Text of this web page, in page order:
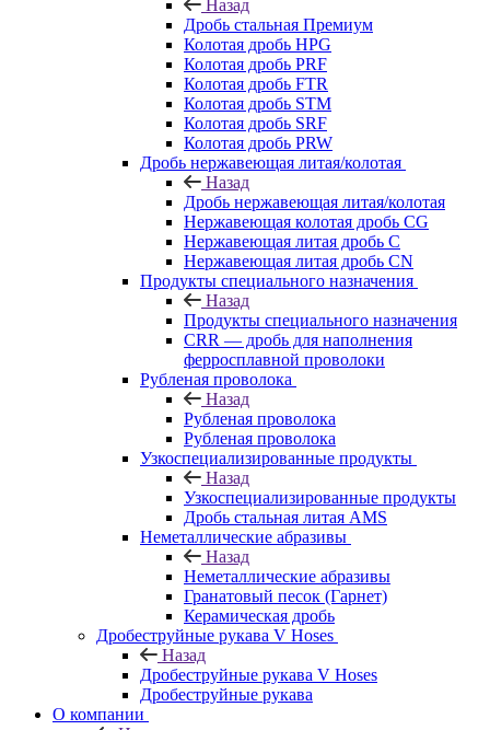
Назад
Дробь стальная Премиум
Колотая дробь HPG
Колотая дробь PRF
Колотая дробь FTR
Колотая дробь STM
Колотая дробь SRF
Колотая дробь PRW
Дробь нержавеющая литая/колотая
Назад
Дробь нержавеющая литая/колотая
Нержавеющая колотая дробь CG
Нержавеющая литая дробь C
Нержавеющая литая дробь CN
Продукты специального назначения
Назад
Продукты специального назначения
CRR — дробь для наполнения
ферросплавной проволоки
Рубленая проволока
Назад
Рубленая проволока
Рубленая проволока
Узкоспециализированные продукты
Назад
Узкоспециализированные продукты
Дробь стальная литая AMS
Неметаллические абразивы
Назад
Неметаллические абразивы
Гранатовый песок (Гарнет)
Керамическая дробь
Дробеструйные рукава V Hoses
Назад
Дробеструйные рукава V Hoses
Дробеструйные рукава
О компании